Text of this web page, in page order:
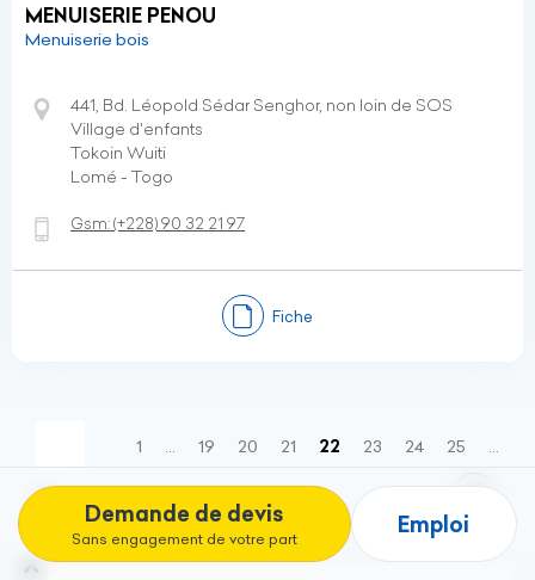
Demande de devis
Sans engagement de votre part
Emploi
MENUISERIE PENOU
Menuiserie bois
441, Bd. Léopold Sédar Senghor, non loin de SOS
Village d'enfants
Tokoin Wuiti
Lomé - Togo
Gsm:(+228)90 32 21 97
Fiche
1 19 20 21 22 (current)
23 24 25
36